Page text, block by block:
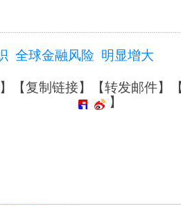
全球金融风险 明显增大
【复制链接】【转发邮件】
】